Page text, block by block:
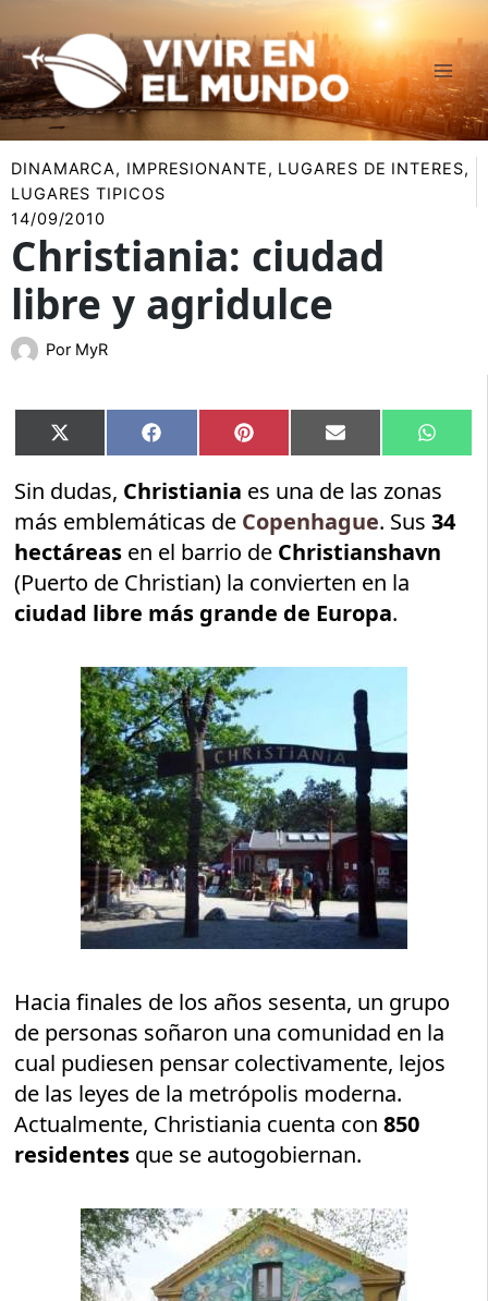
al
contenido
DINAMARCA, IMPRESIONANTE, LUGARES DE INTERES,
LUGARES TIPICOS
14/09/2010
Christiania: ciudad
libre y agridulce
Por MyR
Compartir
en
X
(Twitter)
Compartir
en
Facebook Compartir
en
Pinterest Compartir
en
Email
en
Sin dudas, Christiania es una de las zonas
más emblemáticas de Copenhague. Sus34
hectáreas en el barrio de Christianshavn
(Puerto de Christian) la convierten en la
ciudad libre más grande de Europa.
Hacia finales de los años sesenta, un grupo
de personas soñaron una comunidad en la
cual pudiesen pensar colectivamente, lejos
de las leyes de la metrópolis moderna.
Actualmente, Christiania cuenta con850
residentes que se autogobiernan.